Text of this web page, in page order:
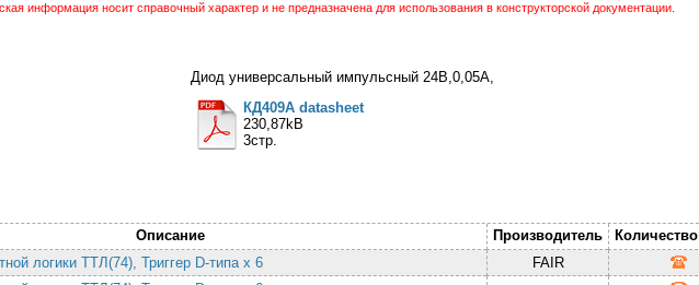
информация носит справочный характер и не предназначена для использования в конструкторской документации.
Диод универсальный импульсный 24В,0,05А,
КД409А datasheet
230,87kB
3стр.
Описание Производитель Количество
логики ТТЛ(74), Триггер D-типа х 6
FAIR